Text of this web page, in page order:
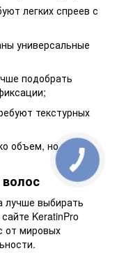
легких спреев с
универсальные
подобрать
текстурных
объем, но и
лучше выбирать
KeratinPro
от мировых